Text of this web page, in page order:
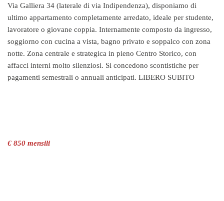
Via Galliera 34 (laterale di via Indipendenza), disponiamo di
ultimo appartamento completamente arredato, ideale per studente,
lavoratore o giovane coppia. Internamente composto da ingresso,
soggiorno con cucina a vista, bagno privato e soppalco con zona
notte. Zona centrale e strategica in pieno Centro Storico, con
affacci interni molto silenziosi. Si concedono scontistiche per
pagamenti semestrali o annuali anticipati. LIBERO SUBITO
€ 850 mensili